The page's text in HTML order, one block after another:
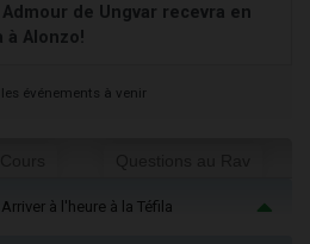
Admour de Ungvar recevra en
à Alonzo!
événements à venir
à l'heure à la Téfila